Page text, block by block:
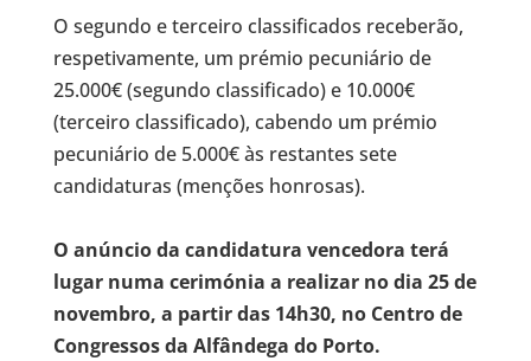
O segundo e terceiro classificados receberão,
respetivamente, um prémio pecuniário de
25.000€ (segundo classificado) e 10.000€
(terceiro classificado), cabendo um prémio
pecuniário de 5.000€ às restantes sete
candidaturas (menções honrosas).
O anúncio da candidatura vencedora terá
lugar numa cerimónia a realizar no dia 25 de
novembro, a partir das 14h30, no Centro de
Congressos da Alfândega do Porto.